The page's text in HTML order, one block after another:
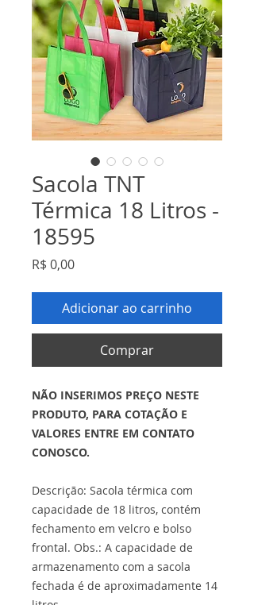
Sacola TNT
Térmica 18 Litros -
18595
R$ 0,00Preço
Adicionar ao carrinho
Comprar
NÃO INSERIMOS PREÇO NESTE
PRODUTO, PARA COTAÇÃO E
VALORES ENTRE EM CONTATO
CONOSCO.
Descrição: Sacola térmica com
capacidade de 18 litros, contém
fechamento em velcro e bolso
frontal. Obs.: A capacidade de
armazenamento com a sacola
fechada é de aproximadamente 14